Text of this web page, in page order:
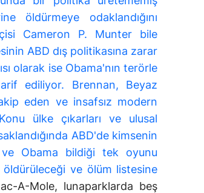
öldürmeye odaklandığını
Cameron P. Munter bile
ABD dış politikasına zarar
olarak ise Obama'nın terörle
ediliyor. Brennan, Beyaz
eden ve insafsız modern
ülke çıkarları ve ulusal
ABD'de kimsenin
ve Obama bildiği tek oyunu
ve ölüm listesine
A-Mole, lunaparklarda beş